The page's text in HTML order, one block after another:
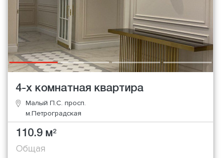
4-х комнатная квартира
Малый П.С. просп.
м.Петроградская
110.9 м2
Общая